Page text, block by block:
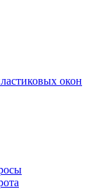
окон